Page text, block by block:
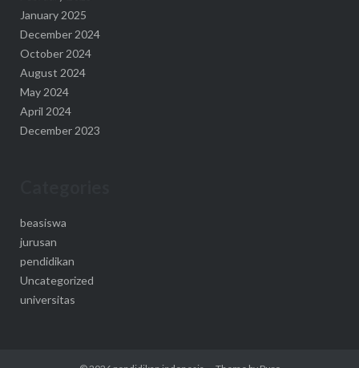
January 2025
December 2024
October 2024
August 2024
May 2024
April 2024
December 2023
beasiswa
jurusan
pendidikan
Uncategorized
universitas